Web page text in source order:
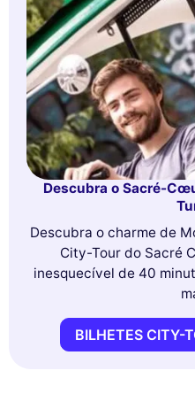
Descubra o Sacré-
Descubra o charme de
City-Tour do Sacré
inesquecível de 40
BILHETES CITY-